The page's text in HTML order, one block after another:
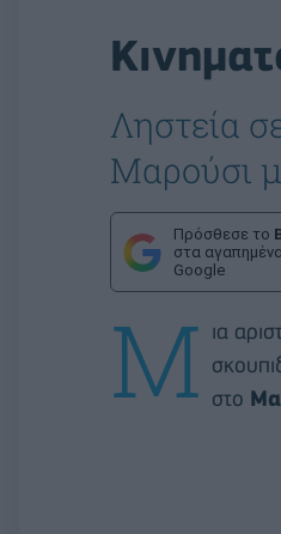
Ληστεία
Μαρούσι
Πρόσθεσε το
στα
Google
Μ ια
στο